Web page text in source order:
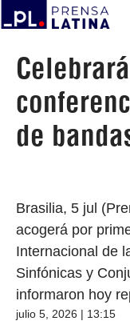
de
Brasilia, 5 jul
acogerá por
Internacional de
Sinfónicas y
informaron hoy
julio 5, 2026 | 13:15